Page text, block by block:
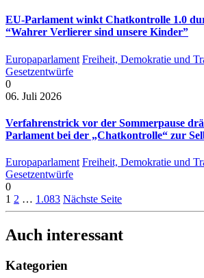
EU-Parlament winkt Chatkontrolle 1.0
“Wahrer Verlierer sind unsere Kinder”
Europaparlament Freiheit, Demokratie und
Gesetzentwürfe
0
06. Juli 2026
Verfahrenstrick vor der Sommerpause
Parlament bei der „Chatkontrolle“ zur
Europaparlament Freiheit, Demokratie und
Gesetzentwürfe
0
1 2 … 1.083 Nächste Seite
Auch interessant
Kategorien